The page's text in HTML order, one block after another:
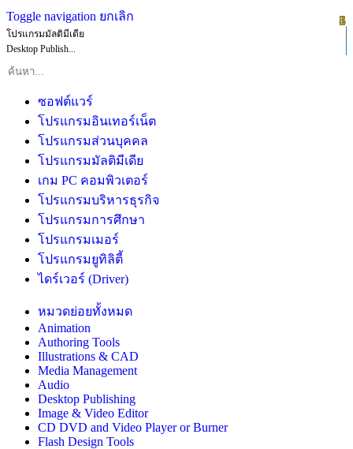
Toggle navigation ยกเลิก
โปรแกรมมัลติมีเดีย
Desktop Publish...
ซอฟต์แวร์
โปรแกรมอินเทอร์เน็ต
โปรแกรมส่วนบุคคล
โปรแกรมมัลติมีเดีย
เกม PC คอมพิวเตอร์
โปรแกรมบริหารธุรกิจ
โปรแกรมการศึกษา
โปรแกรมเมอร์
โปรแกรมยูทิลิตี้
ไดร์เวอร์ (Driver)
หมวดย่อยทั้งหมด
Animation
Authoring Tools
Illustrations & CAD
Media Management
Audio
Desktop Publishing
Image & Video Editor
CD DVD and Video Player or Burner
Flash Design Tools
1
2
3
4
5
6